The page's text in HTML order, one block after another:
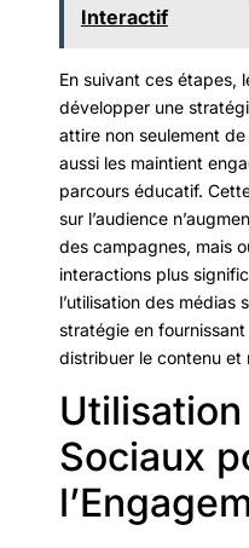
Interactif
En suivant ces étapes,
développer une
attire non seulement
aussi les maintient
parcours éducatif.
sur l’audience
des campagnes, mais
interactions plus
l’utilisation des
stratégie en
distribuer le contenu et
Sociaux